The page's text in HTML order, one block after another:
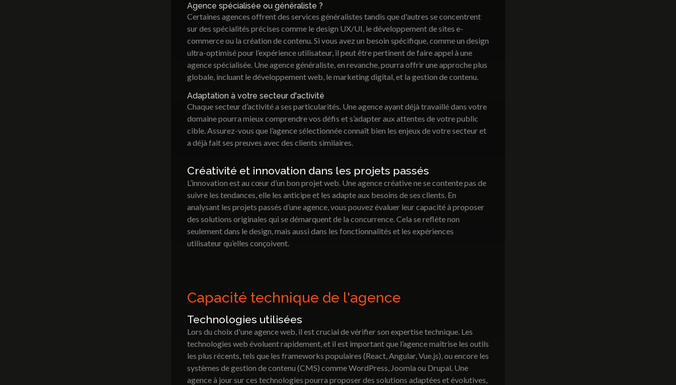
Agence spécialisée ou généraliste ?
Certaines agences offrent des services généralistes tandis que d'autres se concentrent
sur des spécialités précises comme le design UX/UI, le développement de sites e-
commerce ou la création de contenu. Si vous avez un besoin spécifique, comme un design
ultra-optimisé pour l’expérience utilisateur, il peut être pertinent de faire appel à une
agence spécialisée. Une agence généraliste, en revanche, pourra offrir une approche plus
globale, incluant le développement web, le marketing digital, et la gestion de contenu.
Adaptation à votre secteur d'activité
Chaque secteur d’activité a ses particularités. Une agence ayant déjà travaillé dans votre
domaine pourra mieux comprendre vos défis et s’adapter aux attentes de votre public
cible. Assurez-vous que l’agence sélectionnée connaît bien les enjeux de votre secteur et
a déjà fait ses preuves avec des clients similaires.
Créativité et innovation dans les projets passés
L’innovation est au cœur d’un bon projet web. Une agence créative ne se contente pas de
suivre les tendances, elle les anticipe et les adapte aux besoins de ses clients. En
analysant les projets passés d’une agence, vous pouvez évaluer leur capacité à proposer
des solutions originales qui se démarquent de la concurrence. Cela se reflète non
seulement dans le design, mais aussi dans les fonctionnalités et les expériences
utilisateur qu’elles conçoivent.
Capacité technique de l'agence
Technologies utilisées
Lors du choix d'une agence web, il est crucial de vérifier son expertise technique. Les
technologies web évoluent rapidement, et il est important que l’agence maîtrise les outils
les plus récents, tels que les frameworks populaires (React, Angular, Vue.js), ou encore les
systèmes de gestion de contenu (CMS) comme WordPress, Joomla ou Drupal. Une
agence à jour sur ces technologies pourra proposer des solutions adaptées et évolutives,